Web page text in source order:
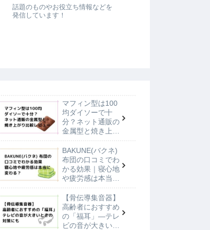
話題のものやお役立ち情報などを
発信しています！
マフィン型は100
均ダイソーで十
分？ネット通販の
金属型と焼き上が
BAKUNE(バクネ)
布団の口コミでわ
かる効果｜寝心地
や疲労感は本当に
【骨伝導集音器】
高齢者におすすめ
の「福耳」—テレ
ビの音が大きいと